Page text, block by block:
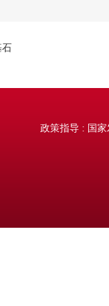
政策指导 : 国